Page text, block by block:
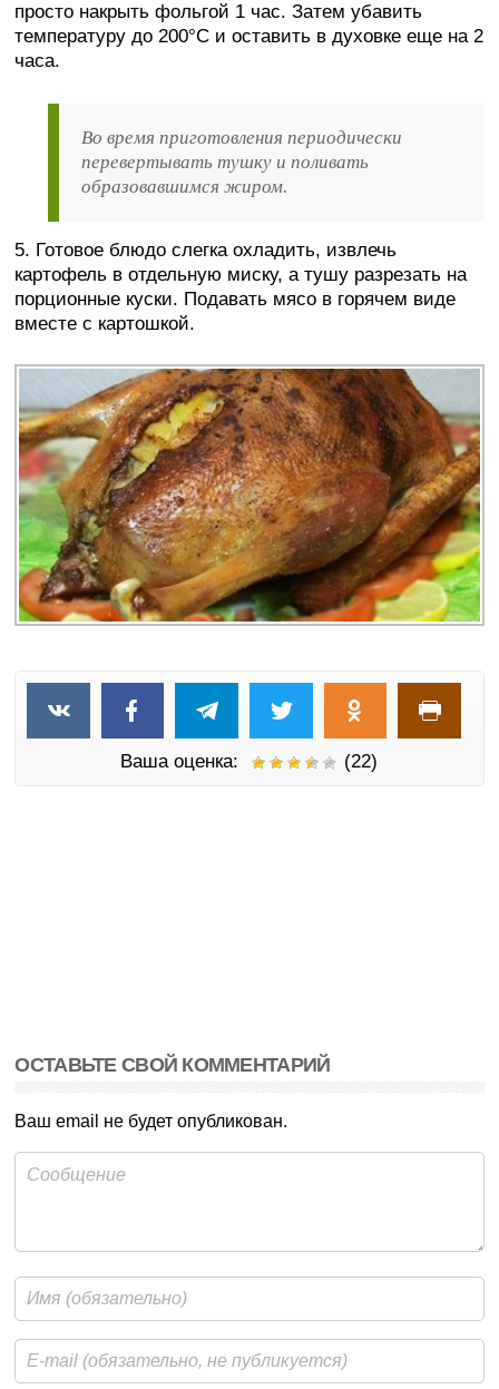
просто накрыть фольгой 1 час. Затем убавить
температуру до 200°C и оставить в духовке еще на 2
часа.
Во время приготовления периодически
перевертывать тушку и поливать
образовавшимся жиром.
5. Готовое блюдо слегка охладить, извлечь
картофель в отдельную миску, а тушу разрезать на
порционные куски. Подавать мясо в горячем виде
вместе с картошкой.
Ваша оценка: (22)
ОСТАВЬТЕ СВОЙ КОММЕНТАРИЙ
Ваш email не будет опубликован.